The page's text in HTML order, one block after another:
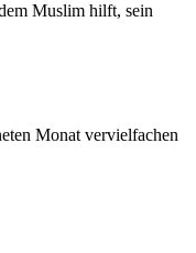
Muslim hilft, sein
Monat vervielfachen